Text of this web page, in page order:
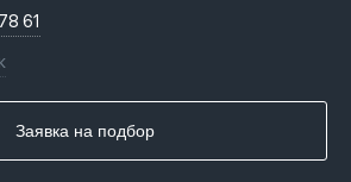
ОАЭ
61
Заявка на подбор